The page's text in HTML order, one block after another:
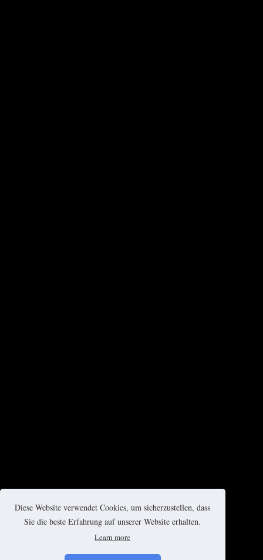
Diese Website verwendet Cookies, um sicherzustellen, dass
Sie die beste Erfahrung auf unserer Website erhalten.
Learn more